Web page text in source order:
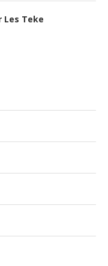
Les Teke